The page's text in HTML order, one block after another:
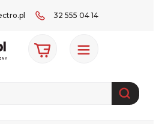
32 555 04 14